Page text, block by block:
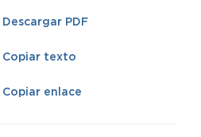
Descargar PDF
Copiar texto
Copiar enlace